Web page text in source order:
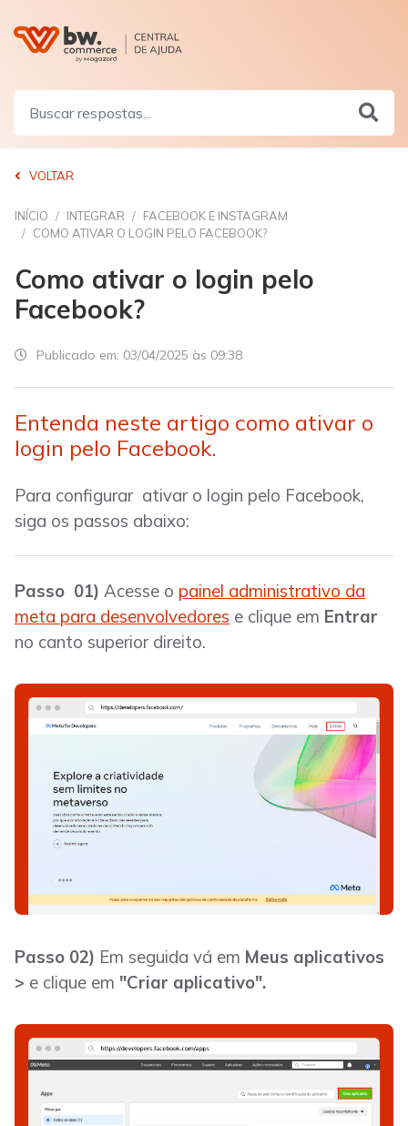
VOLTAR
INÍCIO INTEGRAR
FACEBOOK E INSTAGRAM
COMO ATIVAR O LOGIN PELO FACEBOOK?
Como ativar o login pelo
Facebook?
Publicado em: 03/04/2025 às 09:38
Entenda neste artigo como ativar o
login pelo Facebook.
Para configurar ativar o login pelo Facebook,
siga os passos abaixo:
Passo 01) Acesse o painel administrativo da
meta para desenvolvedores e clique em Entrar
no canto superior direito.
Passo 02) Em seguida vá em Meus aplicativos
> e clique em "Criar aplicativo".